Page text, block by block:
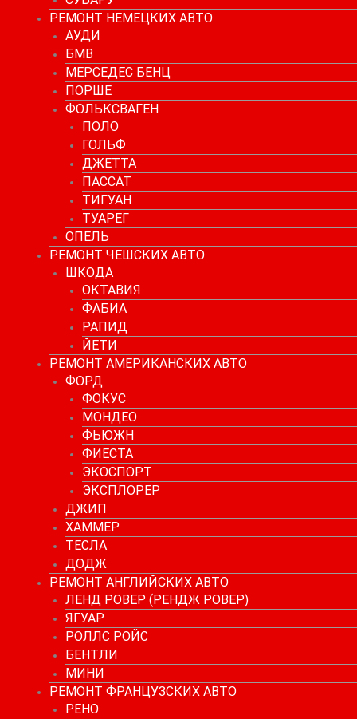
РЕМОНТ НЕМЕЦКИХ АВТО
АУДИ
БМВ
МЕРСЕДЕС БЕНЦ
ПОРШЕ
ФОЛЬКСВАГЕН
ПОЛО
ГОЛЬФ
ДЖЕТТА
ПАССАТ
ТИГУАН
ТУАРЕГ
ОПЕЛЬ
РЕМОНТ ЧЕШСКИХ АВТО
ШКОДА
ОКТАВИЯ
ФАБИА
РАПИД
ЙЕТИ
РЕМОНТ АМЕРИКАНСКИХ АВТО
ФОРД
ФОКУС
МОНДЕО
ФЬЮЖН
ФИЕСТА
ЭКОСПОРТ
ЭКСПЛОРЕР
ДЖИП
ХАММЕР
ТЕСЛА
ДОДЖ
РЕМОНТ АНГЛИЙСКИХ АВТО
ЛЕНД РОВЕР (РЕНДЖ РОВЕР)
ЯГУАР
РОЛЛС РОЙС
БЕНТЛИ
МИНИ
РЕМОНТ ФРАНЦУЗСКИХ АВТО
РЕНО